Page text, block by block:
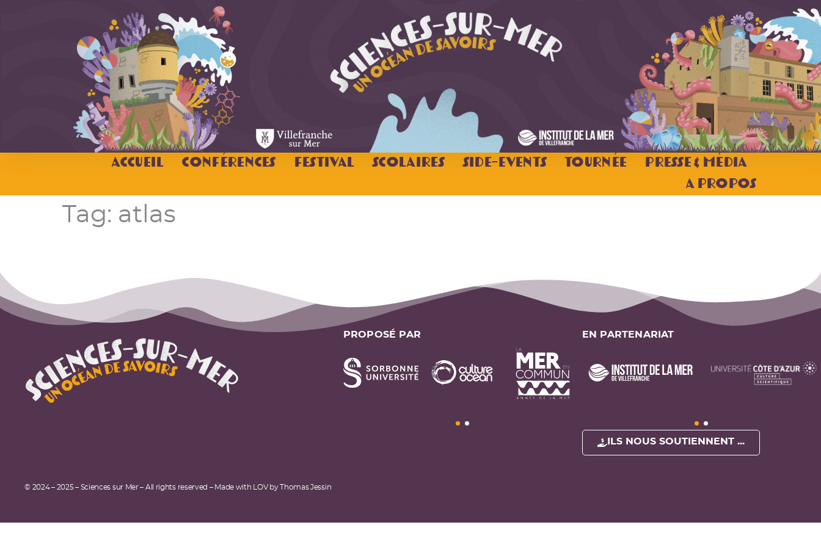
Accueil Conférences Festival Scolaires Side-Events Tournée
Presse & Média
A Propos
Tag: atlas
PROPOSÉ PAR EN PARTENARIAT
ILS NOUS SOUTIENNENT ...
© 2024 – 2025 – Sciences sur Mer – All rights reserved – Made with LOV by Thomas Jessin